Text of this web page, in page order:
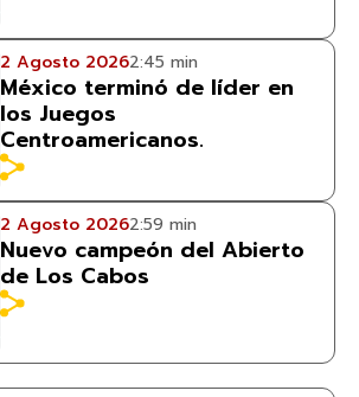
2 Agosto 20262:45 min
México terminó de líder en
los Juegos
Centroamericanos.
2 Agosto 20262:59 min
Nuevo campeón del Abierto
de Los Cabos